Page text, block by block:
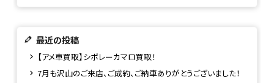
最近の投稿
【アメ車買取】シボレーカマロ買取！
7月も沢山のご来店、ご成約、ご納車ありがとうございました！